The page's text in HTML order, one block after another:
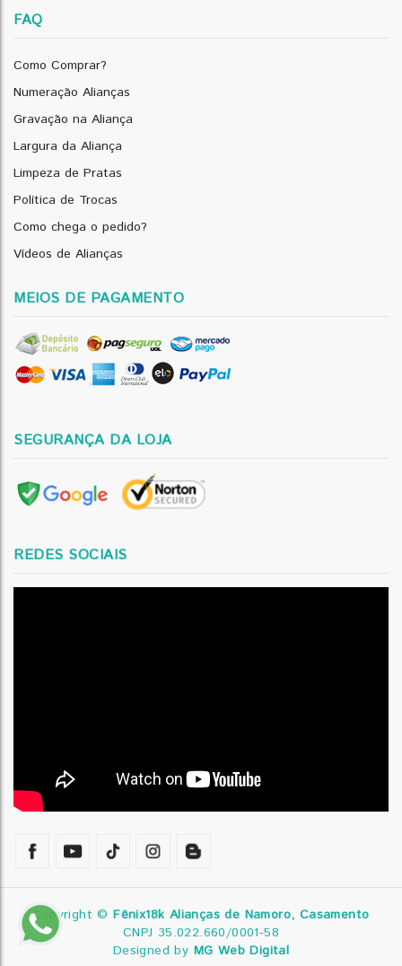
FAQ
Como Comprar?
Numeração Alianças
Gravação na Aliança
Largura da Aliança
Limpeza de Pratas
Política de Trocas
Como chega o pedido?
Vídeos de Alianças
MEIOS DE PAGAMENTO
SEGURANÇA DA LOJA
REDES SOCIAIS
Copyright ©Fênix18k Alianças de Namoro, Casamento
CNPJ 35.022.660/0001-58
Designed by MG Web Digital